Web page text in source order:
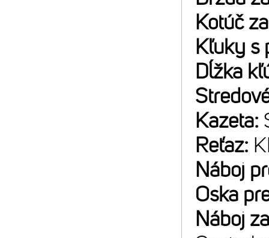
Kotúč
Kľuky s
Dĺžka
Kazeta:
Reťaz:
Náboj
Oska
Náboj